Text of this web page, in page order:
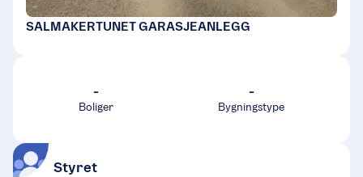
SALMAKERTUNET GARASJEANLEGG
-
Boliger
-
Bygningstype
Styret